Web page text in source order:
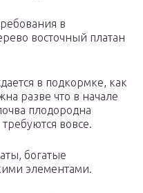
в
восточный платан
в подкормке, как
разве что в начале
плодородна
вовсе.
богатые
элементами.